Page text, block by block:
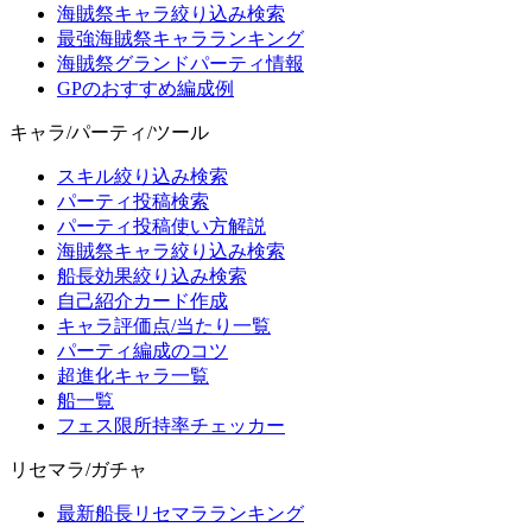
海賊祭キャラ絞り込み検索
最強海賊祭キャラランキング
海賊祭グランドパーティ情報
GPのおすすめ編成例
キャラ/パーティ/ツール
スキル絞り込み検索
パーティ投稿検索
パーティ投稿使い方解説
海賊祭キャラ絞り込み検索
船長効果絞り込み検索
自己紹介カード作成
キャラ評価点/当たり一覧
パーティ編成のコツ
超進化キャラ一覧
船一覧
フェス限所持率チェッカー
リセマラ/ガチャ
最新船長リセマラランキング